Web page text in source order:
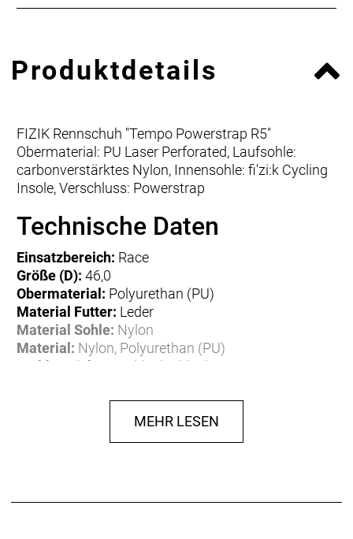
Produktdetails
FIZIK Rennschuh "Tempo Powerstrap R5"
Obermaterial: PU Laser Perforated, Laufsohle:
carbonverstärktes Nylon, Innensohle: fi'zi:k Cycling
Insole, Verschluss: Powerstrap
Technische Daten
Einsatzbereich: Race
Größe (D): 46,0
Obermaterial: Polyurethan (PU)
Material Futter: Leder
Material Sohle: Nylon
Material: Nylon, Polyurethan (PU)
Farbbezeichnung:
black / black
MEHR LESEN